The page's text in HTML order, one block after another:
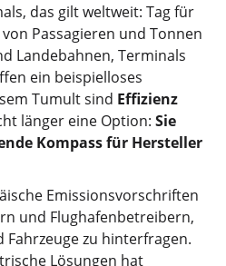
das gilt weltweit: Tag für
Passagieren und Tonnen
Landebahnen, Terminals
ein beispielloses
Tumult sind Effizienz
länger eine Option: Sie
Kompass für Hersteller
Emissionsvorschriften
und Flughafenbetreibern,
zu hinterfragen.
Lösungen hat